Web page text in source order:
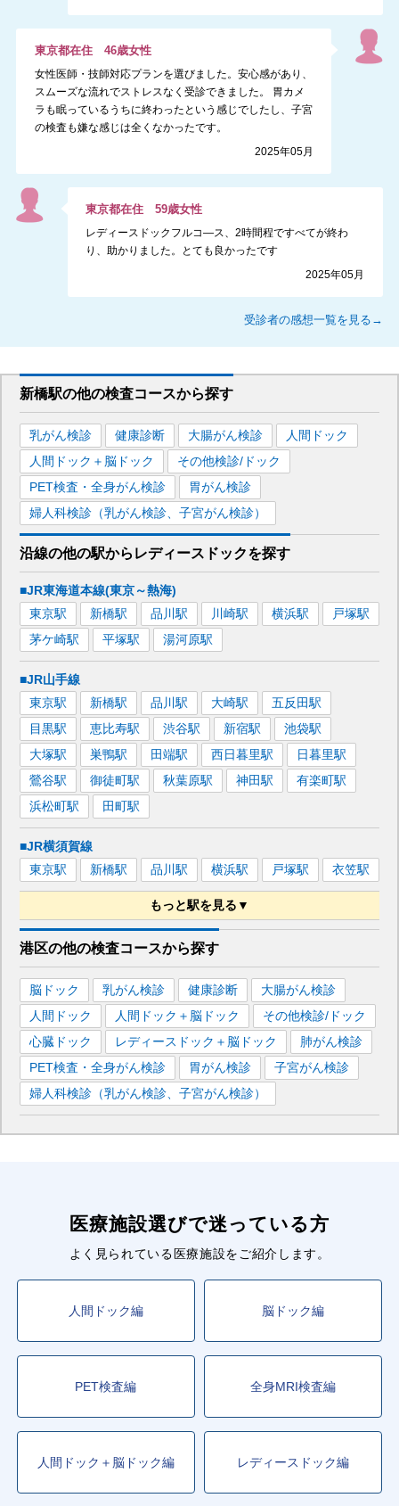
東京都在住 46歳女性
女性医師・技師対応プランを選びました。安心感があり、
スムーズな流れでストレスなく受診できました。 胃カメ
ラも眠っているうちに終わったという感じでしたし、子宮
の検査も嫌な感じは全くなかったです。
2025年05月
東京都在住59歳女性
レディースドックフルコ―ス、2時間程ですべてが終わ
り、助かりました。とても良かったです
2025年05月
受診者の感想一覧を見る→
新橋駅の他の検査コースから探す
乳がん検診 健康診断 大腸がん検診
人間ドック
人間ドック＋脳ドック
その他検診/ドック
PET検査・全身がん検診
胃がん検診
婦人科検診（乳がん検診、子宮がん検診）
沿線の他の駅から レディースドックを探す
■JR東海道本線(東京～熱海)
東京駅 新橋駅 品川 駅 川崎駅 横浜駅 戸塚駅
茅ケ崎駅 平塚駅 湯河原駅
■JR山手線
東京駅 新橋駅 品川 駅 大崎駅 五反田駅
目黒駅 恵比寿駅 渋谷駅 新宿駅 池袋駅
大塚駅 巣鴨駅 田端駅 西日暮里駅 日暮里駅
鶯谷駅 御徒町駅 秋葉原駅 神田駅 有楽町駅
浜松町駅 田町駅
■JR横須賀線
東京駅 新橋駅 品川 駅 横浜駅 戸塚駅 衣笠駅
もっと駅を見る▼
■JR京浜東北線
東京駅 新橋駅 品川駅 川崎駅 横浜駅 田端駅
西日暮里
日暮里駅 鶯谷駅 御徒町駅
秋葉原 駅 神田駅 有楽町駅 浜松町駅 田町駅
南浦和 駅 赤羽 駅 浦和 駅 大宮駅 北浦和駅
西川口駅 川口駅 大井町駅 大森 蒲田駅
■東京メトロ銀座線
新橋駅 渋谷駅 上野広小路駅 神田駅 三越前駅
■都営浅草線
五反田駅 浅草橋駅 浅草駅
押上（スカイツリー前）駅 日本橋駅 宝町駅
駅 大門 駅 駅 三田
■ゆりかもめ
港区の他の検査コースから探す
脳ドック 乳がん検診 健康診断
大腸がん検診
人間ドック
人間ドック＋脳ドック
その他検診/ドック
心臓ドック
レディースドック＋脳ドック
肺がん検診
PET検査・全身がん検診
胃がん検診
子宮がん検診
婦人科検診（乳がん検診、子宮がん検診）
医療施設選びで迷っている方
よく見られている医療施設をご紹介します。
人間ドック編 脳ドック編
PET検査編 全身MRI検査編
人間ドック＋脳ドック編 レディースドック編